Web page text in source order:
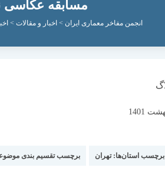
مسابقه عکاسی
انجمن مفاخر معماری ایران > اخبار و مقالات >
برچسب استان‌ها:تهران برچسب تقسیم بندی